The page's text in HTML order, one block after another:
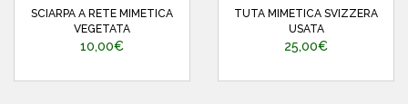
SCIARPA A RETE MIMETICA
VEGETATA
10,00€
TUTA MIMETICA SVIZZERA
USATA
25,00€